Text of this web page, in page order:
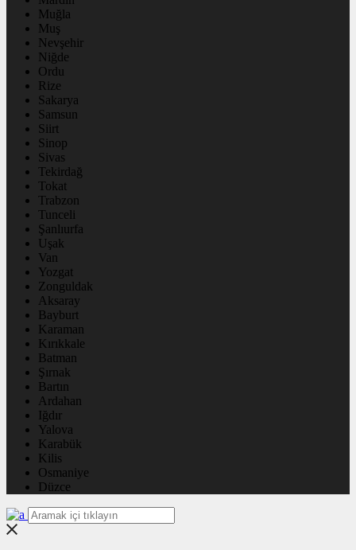
Muğla
Muş
Nevşehir
Niğde
Ordu
Rize
Sakarya
Samsun
Siirt
Sinop
Sivas
Tekirdağ
Tokat
Trabzon
Tunceli
Şanlıurfa
Uşak
Van
Yozgat
Zonguldak
Aksaray
Bayburt
Karaman
Kırıkkale
Batman
Şırnak
Bartın
Ardahan
Iğdır
Yalova
Karabük
Kilis
Osmaniye
Düzce